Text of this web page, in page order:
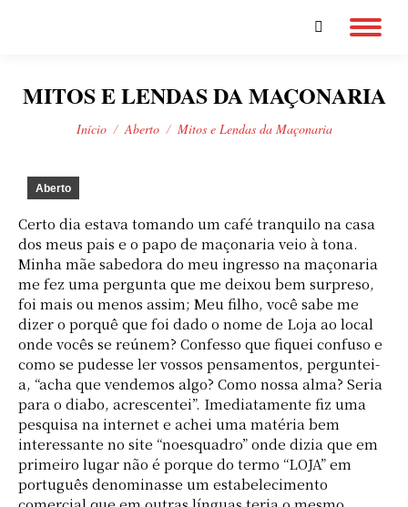
Search:
MITOS E LENDAS DA MAÇONARIA
Início Aberto Mitos e Lendas da Maçonaria
Aberto
Certo dia estava tomando um café tranquilo na casa
dos meus pais e o papo de maçonaria veio à tona.
Minha mãe sabedora do meu ingresso na maçonaria
me fez uma pergunta que me deixou bem surpreso,
foi mais ou menos assim; Meu filho, você sabe me
dizer o porquê que foi dado o nome de Loja ao local
onde vocês se reúnem? Confesso que fiquei confuso e
como se pudesse ler vossos pensamentos, perguntei-
a, “acha que vendemos algo? Como nossa alma? Seria
para o diabo, acrescentei”. Imediatamente fiz uma
pesquisa na internet e achei uma matéria bem
interessante no site “noesquadro” onde dizia que em
primeiro lugar não é porque do termo “LOJA” em
português denominasse um estabelecimento